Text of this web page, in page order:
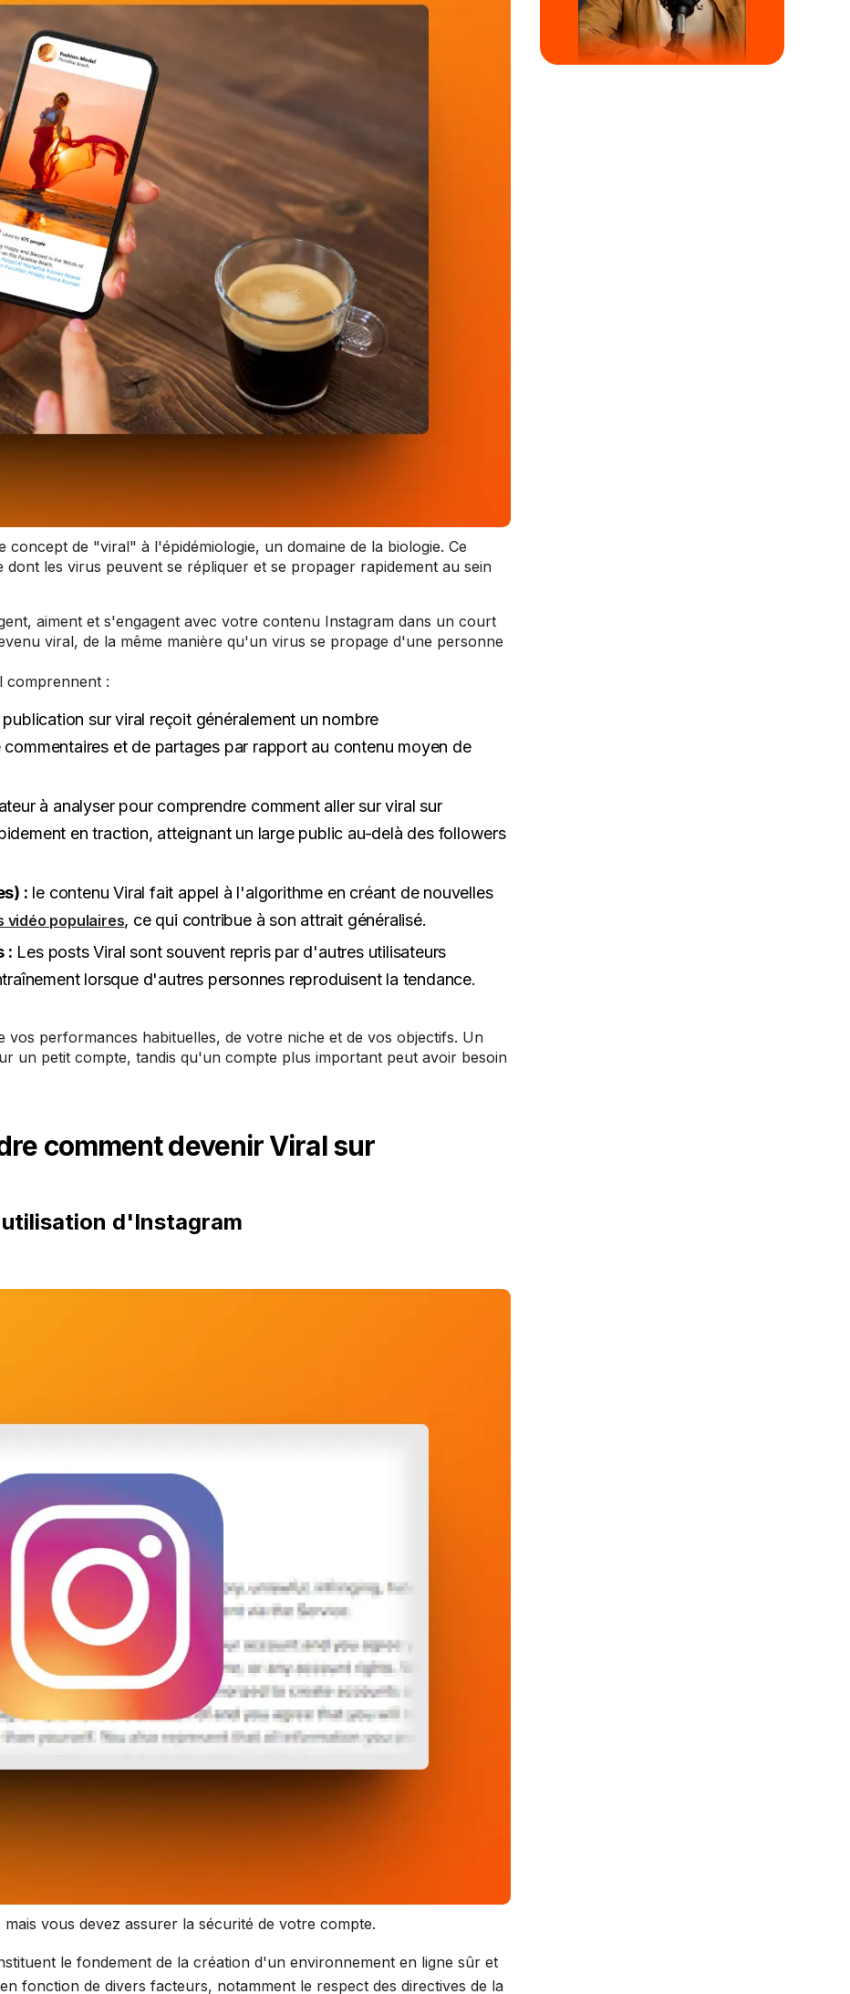
concept de "viral" à l'épidémiologie, un domaine de la biologie. Ce
les virus peuvent se répliquer et se propager rapidement au sein
aiment et s'engagent avec votre contenu Instagram dans un court
viral, de la même manière qu'un virus se propage d'une personne
comprennent :
publication sur viral reçoit généralement un nombre
et de partages par rapport au contenu moyen de
à analyser pour comprendre comment aller sur viral sur
en traction, atteignant un large public au-delà des followers
: le contenu Viral fait appel à l'algorithme en créant de nouvelles
vidéo populaires, ce qui contribue à son attrait généralisé.
: Les posts Viral sont souvent repris par d'autres utilisateurs
lorsque d'autres personnes reproduisent la tendance.
vos performances habituelles, de votre niche et de vos objectifs. Un
un petit compte, tandis qu'un compte plus important peut avoir besoin
comment devenir Viral sur
d'Instagram
vous devez assurer la sécurité de votre compte.
le fondement de la création d'un environnement en ligne sûr et
fonction de divers facteurs, notamment le respect des directives de la